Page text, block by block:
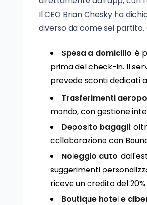
Il CEO Brian Chesky ha
diverso da come sei
Spesa a domicilio: è
prima del check-in. Il
prevede sconti dedicati
Trasferimenti
mondo, con gestione
Deposito bagagli:
collaborazione con
Noleggio auto:
suggerimenti
riceve un credito del
Boutique hotel e